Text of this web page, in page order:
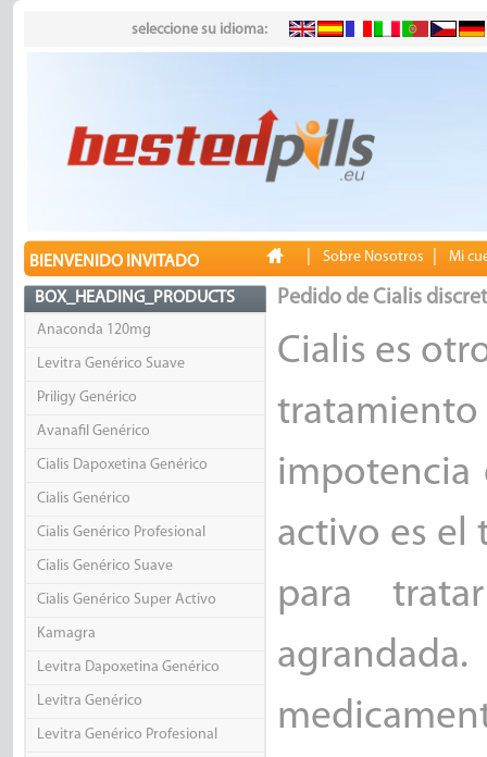
seleccione su idioma:
BIENVENIDO INVITADO Sobre Nosotros Mi
BOX_HEADING_PRODUCTS
Anaconda 120mg
Levitra Genérico Suave
Priligy Genérico
Avanafil Genérico
Cialis Dapoxetina Genérico
Cialis Genérico
Cialis Genérico Profesional
Cialis Genérico Suave
Cialis Genérico Super Activo
Kamagra
Levitra Dapoxetina Genérico
Levitra Genérico
Levitra Genérico Profesional
Pedido de Cialis
Cialis es
impotencia
activo es el
para